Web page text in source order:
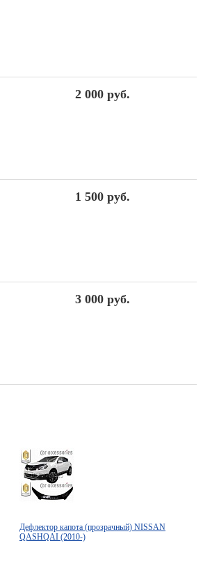
2 000 руб.
1 500 руб.
3 000 руб.
Дефлектор капота (прозрачный) NISSAN
QASHQAI (2010-)